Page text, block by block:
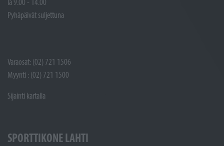
la 9.00 - 14.00
Pyhäpäivät suljettuna
Varaosat: (02) 721 1506
Myynti : (02) 721 1500
Sijainti kartalla
SPORTTIKONE LAHTI